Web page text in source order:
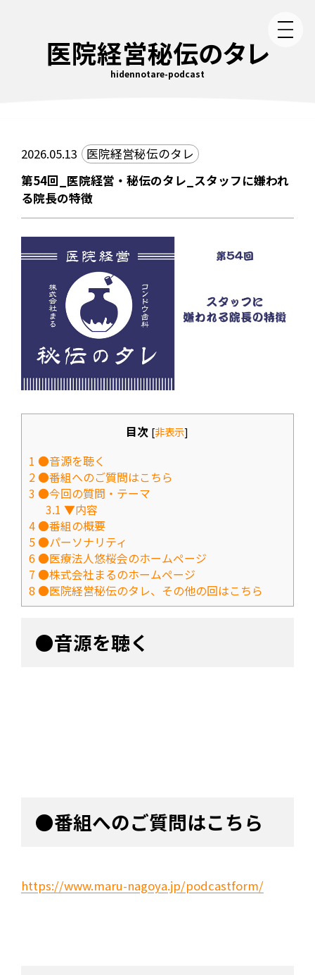
医院経営秘伝のタレ
hidennotare-podcast
2026.05.13
医院経営秘伝のタレ
第54回_医院経営・秘伝のタレ_スタッフに嫌われ
る院長の特徴
目次 [非表示]
1 ●音源を聴く
2●番組へのご質問はこちら
3 ●今回の質問・テーマ
3.1 ▼内容
4●番組の概要
5●パーソナリティ
6●医療法人悠桜会のホームページ
7 ●株式会社まるのホームページ
8 ●医院経営秘伝のタレ、その他の回はこちら
●音源を聴く
●番組へのご質問はこちら
https://www.maru-nagoya.jp/podcastform/